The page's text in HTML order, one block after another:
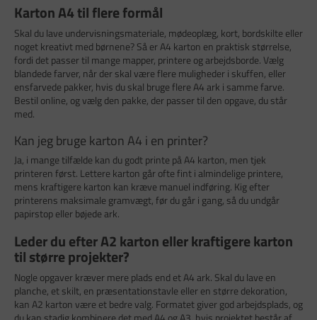
Karton A4 til flere formål
Skal du lave undervisningsmateriale, mødeoplæg, kort, bordskilte eller
noget kreativt med børnene? Så er A4 karton en praktisk størrelse,
fordi det passer til mange mapper, printere og arbejdsborde. Vælg
blandede farver, når der skal være flere muligheder i skuffen, eller
ensfarvede pakker, hvis du skal bruge flere A4 ark i samme farve.
Bestil online, og vælg den pakke, der passer til den opgave, du står
med.
Kan jeg bruge karton A4 i en printer?
Ja, i mange tilfælde kan du godt printe på A4 karton, men tjek
printeren først. Lettere karton går ofte fint i almindelige printere,
mens kraftigere karton kan kræve manuel indføring. Kig efter
printerens maksimale gramvægt, før du går i gang, så du undgår
papirstop eller bøjede ark.
Leder du efter A2 karton eller kraftigere karton
til større projekter?
Nogle opgaver kræver mere plads end et A4 ark. Skal du lave en
planche, et skilt, en præsentationstavle eller en større dekoration,
kan A2 karton være et bedre valg. Formatet giver god arbejdsplads, og